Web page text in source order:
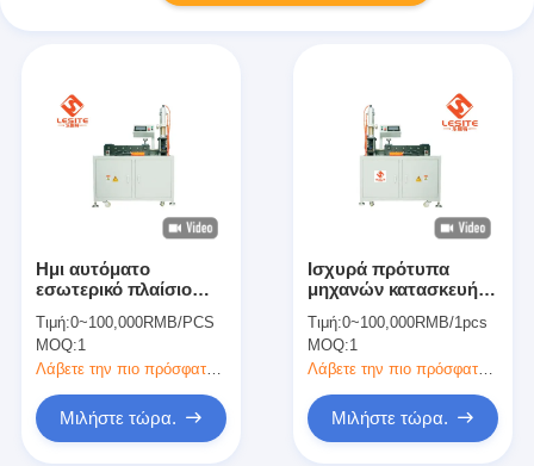
Ημι αυτόματο
εσωτερικό πλαίσιο
μηχανή 220V
κατασκευής φίλτρων
αέρα
Τιμή:0~100,000RMB/PCS
MOQ:1
Λάβετε την πιο πρόσφατη τιμή
Μιλήστε τώρα.
Ισχυρά πρότυπα
μηχανών κατασκευής
πρακτικότητας 220V
Τιμή:0~100,000RMB/1pcs
MOQ:1
Μιλήστε τώρα.